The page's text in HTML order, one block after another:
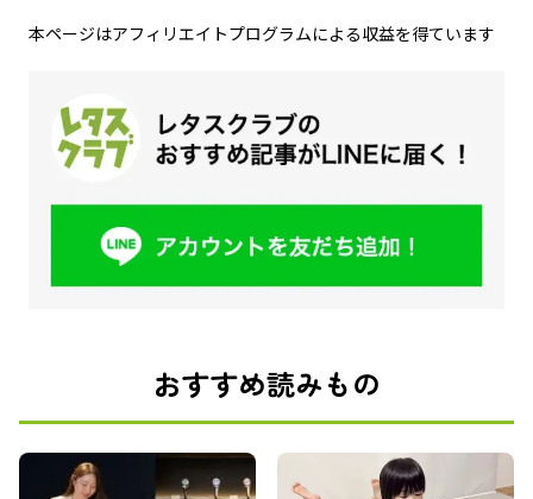
本ページはアフィリエイトプログラムによる収益を得ています
おすすめ読みもの